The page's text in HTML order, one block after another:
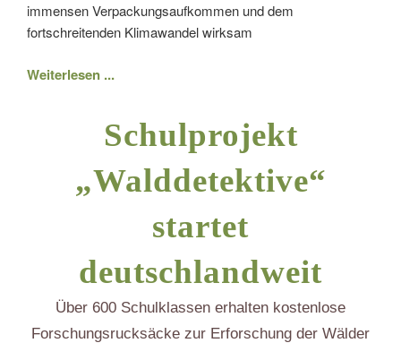
immensen Verpackungsaufkommen und dem
fortschreitenden Klimawandel wirksam
Weiterlesen ...
Schulprojekt
„Walddetektive“
startet
deutschlandweit
Über 600 Schulklassen erhalten kostenlose
Forschungsrucksäcke zur Erforschung der Wälder